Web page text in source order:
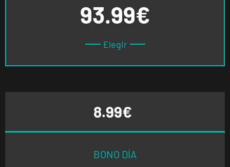
93.99€
Elegir
8.99€
BONO DÍA